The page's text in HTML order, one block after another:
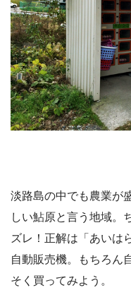
淡路島の中でも農業が
しい鮎原と言う地域。
ズレ！正解は「あいは
自動販売機。もちろん
そく買ってみよう。